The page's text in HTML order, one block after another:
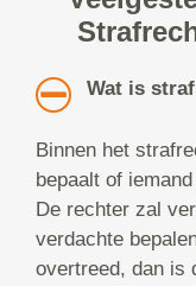
Wat is
Binnen het
bepaalt of
De rechter zal
verdachte
overtreed, dan is